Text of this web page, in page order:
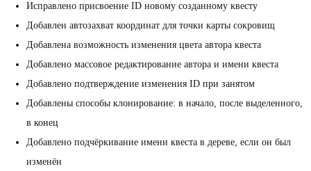
Исправлено присвоение ID новому созданному квесту
Добавлен автозахват координат для точки карты сокровищ
Добавлена возможность изменения цвета автора квеста
Добавлено массовое редактирование автора и имени квеста
Добавлено подтверждение изменения ID при занятом
Добавлены способы клонирование: в начало, после выделенного,
в конец
Добавлено подчёркивание имени квеста в дереве, если он был
изменён